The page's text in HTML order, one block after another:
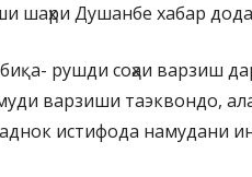
шаҳри Душанбе хабар
рушди соҳаи варзиш
варзиши таэквондо,
истифода намудани